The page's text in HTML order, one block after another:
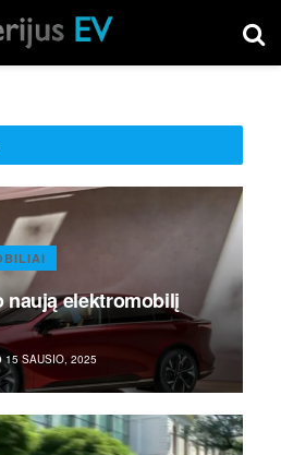
naują elektromobilį
15 SAUSIO, 2025